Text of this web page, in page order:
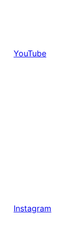
YouTube
Instagram